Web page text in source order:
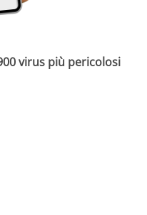
virus più pericolosi